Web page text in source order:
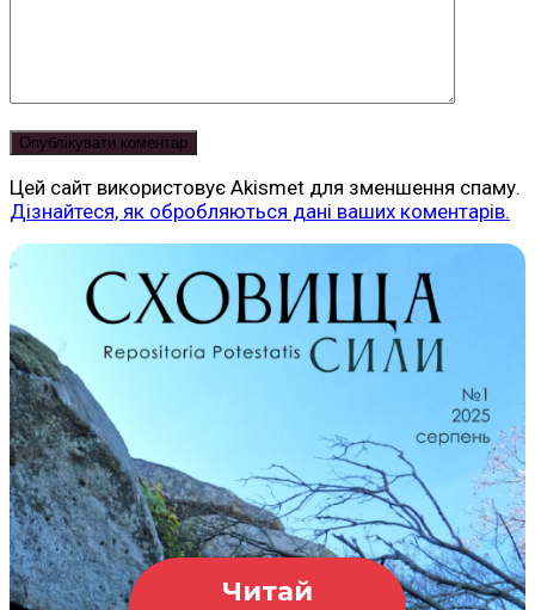
Цей сайт використовує Akismet для зменшення спаму.
Дізнайтеся, як обробляються дані ваших коментарів.
Читай